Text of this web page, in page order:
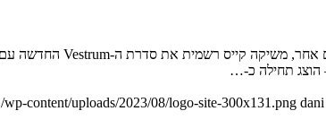
הוצג תחילה כ-…
/wp-content/uploads/2023/08/logo-site-300x131.png